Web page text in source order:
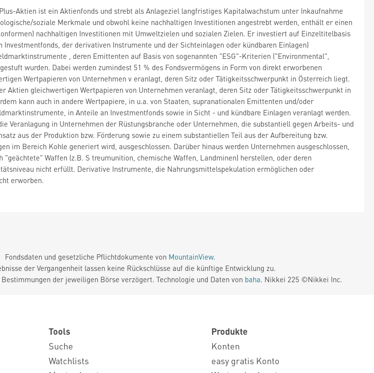
Aktien ist ein Aktienfonds und strebt als Anlageziel langfristiges Kapitalwachstum unter Inkaufnahme
soziale Merkmale und obwohl keine nachhaltigen Investitionen angestrebt werden, enthält er einen
nachhaltigen Investitionen mit Umweltzielen und sozialen Zielen. Er investiert auf Einzeltitelbasis
Investmentfonds, der derivativen Instrumente und der Sichteinlagen oder kündbaren Einlagen)
, deren Emittenten auf Basis von sogenannten "ESG"-Kriterien ("Environmental",
wurden. Dabei werden zumindest 51 % des Fondsvermögens in Form von direkt erworbenen
Wertpapieren von Unternehmen v eranlagt, deren Sitz oder Tätigkeitsschwerpunkt in Österreich liegt.
Aktien gleichwertigen Wertpapieren von Unternehmen veranlagt, deren Sitz oder Tätigkeitsschwerpunkt in
kann auch in andere Wertpapiere, in u.a. von Staaten, supranationalen Emittenten und/oder
in Anteile an Investmentfonds sowie in Sicht - und kündbare Einlagen veranlagt werden.
Veranlagung in Unternehmen der Rüstungsbranche oder Unternehmen, die substantiell gegen Arbeits- und
aus der Produktion bzw. Förderung sowie zu einem substantiellen Teil aus der Aufbereitung bzw.
im Bereich Kohle generiert wird, ausgeschlossen. Darüber hinaus werden Unternehmen ausgeschlossen,
Waffen (z.B. S treumunition, chemische Waffen, Landminen) herstellen, oder deren
nicht erfüllt. Derivative Instrumente, die Nahrungsmittelspekulation ermöglichen oder
erworben.
Fondsdaten und gesetzliche Pflichtdokumente von MountainView.
der Vergangenheit lassen keine Rückschlüsse auf die künftige Entwicklung zu.
der jeweiligen Börse verzögert. Technologie und Daten von baha. Nikkei 225 ©Nikkei Inc.
Tools
Suche
Watchlists
Produkte
Konten
easy gratis Konto